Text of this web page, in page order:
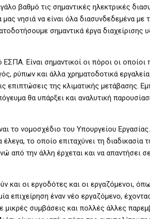
βαθμό τις σημαντικές ηλεκτρικές
νησιά να είναι όλα διασυνδεδεμένα με
σημαντικά έργα διαχείρισης
Είναι σημαντικοί οι πόροι οι οποίοι
ρύπων και άλλα χρηματοδοτικά
επιπτώσεις της κλιματικής μετάβασης.
θα υπάρξει και αναλυτική
το νομοσχέδιο του Υπουργείου
το οποίο επιταχύνει τη
την άλλη έρχεται και να απαντήσει
και οι εργοδότες και οι εργαζόμενοι,
επιχείρηση έναν νέο εργαζόμενο,
μικρές συμβάσεις και πολλές άλλες